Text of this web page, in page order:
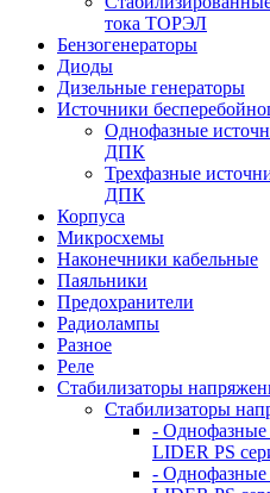
тока ТОРЭЛ
Бензогенераторы
Диоды
Дизельные генераторы
Источники
Однофазные
ДПК
Трехфазные
ДПК
Корпуса
Микросхемы
Наконечники кабельные
Паяльники
Предохранители
Радиолампы
Разное
Реле
Стабилизаторы
Стабилизаторы
- Однофазные
LIDER PS
- Однофазные